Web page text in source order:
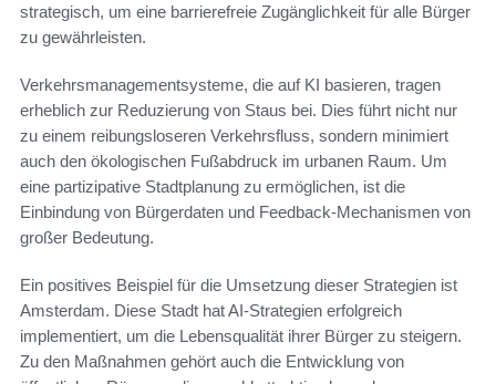
strategisch, um eine barrierefreie Zugänglichkeit für alle Bürger
zu gewährleisten.
Verkehrsmanagementsysteme, die auf KI basieren, tragen
erheblich zur Reduzierung von Staus bei. Dies führt nicht nur
zu einem reibungsloseren Verkehrsfluss, sondern minimiert
auch den ökologischen Fußabdruck im urbanen Raum. Um
eine partizipative Stadtplanung zu ermöglichen, ist die
Einbindung von Bürgerdaten und Feedback-Mechanismen von
großer Bedeutung.
Ein positives Beispiel für die Umsetzung dieser Strategien ist
Amsterdam. Diese Stadt hat AI-Strategien erfolgreich
implementiert, um die Lebensqualität ihrer Bürger zu steigern.
Zu den Maßnahmen gehört auch die Entwicklung von